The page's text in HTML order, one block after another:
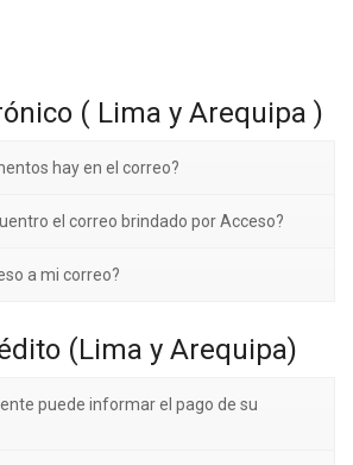
( Lima y Arequipa )
hay en el correo?
el correo brindado por Acceso?
a mi correo?
(Lima y Arequipa)
puede informar el pago de su